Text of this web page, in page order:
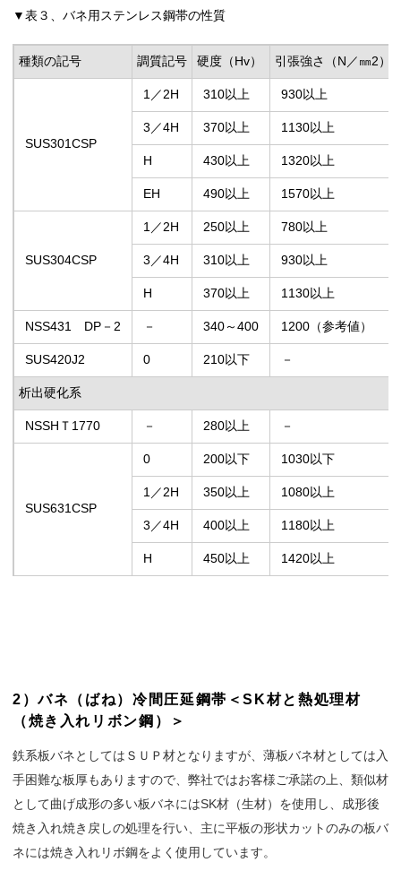
▼表３、バネ用ステンレス鋼帯の性質
種類の記号 調質記号 硬度（Hv） 引張強さ（N／㎜2 ）
SUS301CSP
1／2H 310以上 930以上
3／4H 370以上 1130以上
H 430以上 1320以上
EH 490以上 1570以上
SUS304CSP
1／2H 250以上 780以上
3／4H 310以上 930以上
H 370以上 1130以上
NSS431 DP－2 － 340～400 1200（参考値）
SUS420J2 0 210以下 －
析出硬化系
NSSHＴ1770 － 280以上 －
SUS631CSP
0 200以下 1030以下
1／2H 350以上 1080以上
3／4H 400以上 1180以上
H 450以上 1420以上
2）バネ（ばね）冷間圧延鋼帯＜SK材と熱処理材
（焼き入れリボン鋼）＞
鉄系板バネとしてはＳＵＰ材となりますが、薄板バネ材としては入
手困難な板厚もありますので、弊社ではお客様ご承諾の上、類似材
として曲げ成形の多い板バネにはSK材（生材）を使用し、成形後
焼き入れ焼き戻しの処理を行い、主に平板の形状カットのみの板バ
ネには焼き入れリボ鋼をよく使用しています。